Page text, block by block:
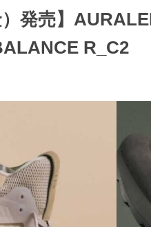
）発売】
R_C2